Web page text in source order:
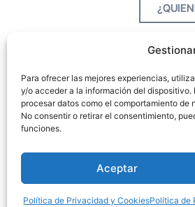
Para ofrecer las mejores experiencias,
y/o acceder a la información del
procesar datos como el comportamiento
No consentir o retirar el consentimiento,
funciones.
Aceptar
Política de Privacidad y CookiesPolítica de